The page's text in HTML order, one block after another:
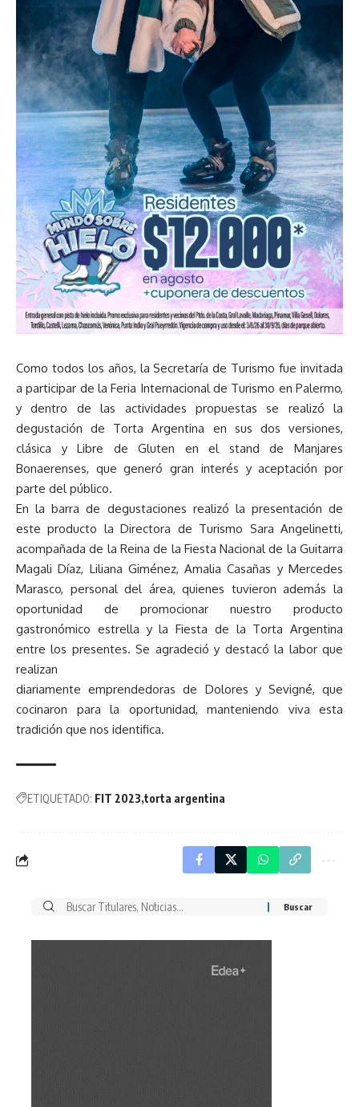
Como todos los años, la Secretaría de Turismo fue invitada
a participar de la Feria Internacional de Turismo en Palermo,
y dentro de las actividades propuestas se realizó la
degustación de Torta Argentina en sus dos versiones,
clásica y Libre de Gluten en el stand de Manjares
Bonaerenses, que generó gran interés y aceptación por
parte del público.
En la barra de degustaciones realizó la presentación de
este producto la Directora de Turismo Sara Angelinetti,
acompañada de la Reina de la Fiesta Nacional de la Guitarra
Magali Díaz, Liliana Giménez, Amalia Casañas y Mercedes
Marasco, personal del área, quienes tuvieron además la
oportunidad de promocionar nuestro producto
gastronómico estrella y la Fiesta de la Torta Argentina
entre los presentes. Se agradeció y destacó la labor que
realizan
diariamente emprendedoras de Dolores y Sevigné, que
cocinaron para la oportunidad, manteniendo viva esta
tradición que nos identifica.
ETIQUETADO: FIT 2023 torta argentina
Buscar